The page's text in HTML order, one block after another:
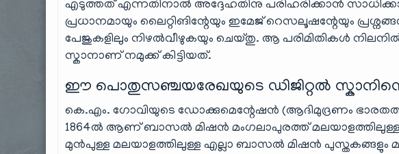
എടുത്തത് എന്നതിനാൽ അദ്ദേഹതിനു പരിഹരിക്കാൻ
പ്രധാനമായും ലൈറ്റിങിന്റേയും ഇമേജ് റെസലൂഷന്റേയും
പേജുകളിലും നിഴൽവീഴുകയും ചെയ്തു. ആ പരിമിതികൾ
സ്കാനാണ് നമുക്ക് കിട്ടിയത്.
ഈ പൊതുസഞ്ചയരേഖയുടെ ഡിജിറ്റൽ സ്കാനിനെ
കെ.എം. ഗോവിയുടെ ഡോക്കുമെന്റേഷൻ (ആദിമുദ്രണം
1864ൽ ആണ് ബാസൽ മിഷൻ മംഗലാപുരത്ത് മലയാളത്തിലുള്ള
മുൻപുള്ള മലയാളത്തിലുള്ള എല്ലാ ബാസൽ മിഷൻ പുസ്തകങ്ങളും